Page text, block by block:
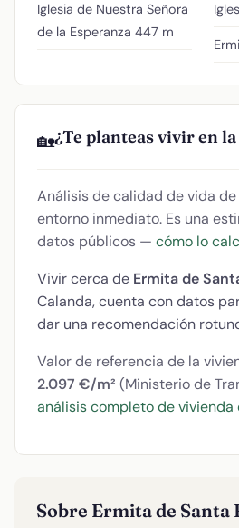
Iglesia de Nuestra Señora
de la Esperanza 447 m
🏡¿Te planteas vivir en la
Análisis de calidad de vida
entorno inmediato. Es una
datos públicos — cómo lo
Vivir cerca de Ermita de
Calanda, cuenta con datos
dar una recomendación
Valor de referencia de la
2.097 €/m² (Ministerio de
análisis completo de vivienda
Sobre Ermita de Santa